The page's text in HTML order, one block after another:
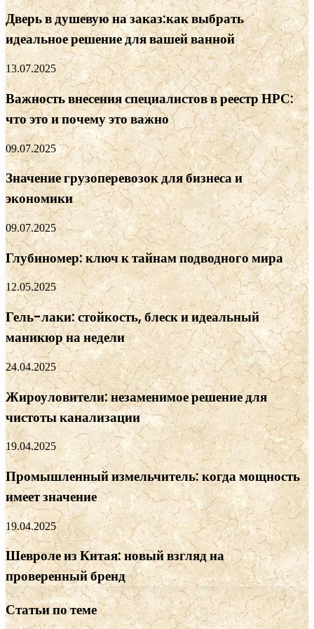
Дверь в душевую на заказ:как выбрать
идеальное решение для вашей ванной
13.07.2025
Важность внесения специалистов в реестр НРС:
что это и почему это важно
09.07.2025
Значение грузоперевозок для бизнеса и
экономики
09.07.2025
Глубиномер: ключ к тайнам подводного мира
12.05.2025
Гель-лаки: стойкость, блеск и идеальный
маникюр на недели
24.04.2025
Жироуловители: незаменимое решение для
чистоты канализации
19.04.2025
Промышленный измельчитель: когда мощность
имеет значение
19.04.2025
Шевроле из Китая: новый взгляд на
проверенный бренд
Статьи по теме